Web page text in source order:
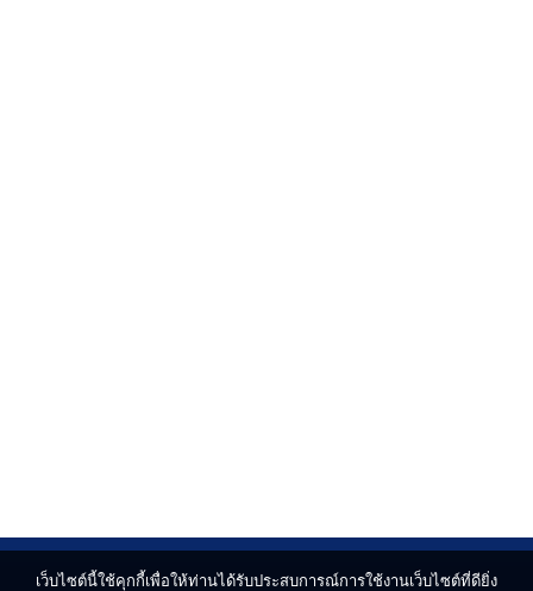
เว็บไซต์นี้ใช้คุกกี้เพื่อให้ท่านได้รับประสบการณ์การใช้งานเว็บไซต์ที่ดียิ่ง